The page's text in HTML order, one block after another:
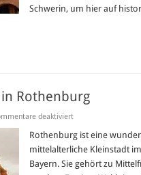
Schwerin, um hier auf
Rothenburg
deaktiviertfür
Top10-
Sehenswürdigkeiten
in
Rothenburg
Rothenburg ist eine
mittelalterliche Kleinstadt
Bayern. Sie gehört zu